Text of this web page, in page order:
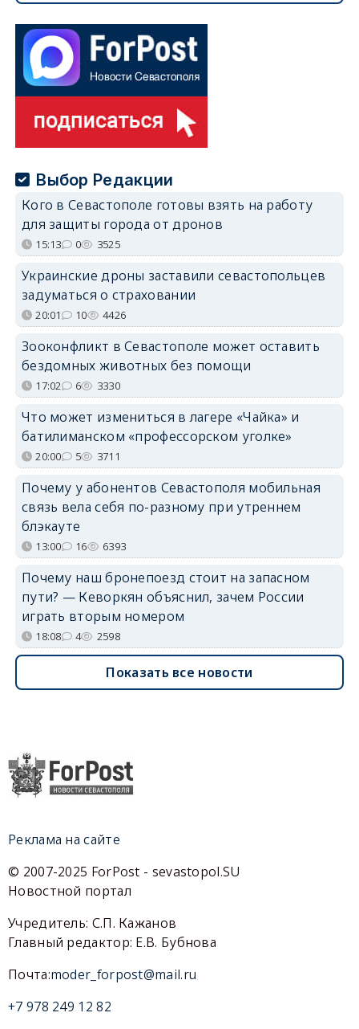
Выбор Редакции
Кого в Севастополе готовы взять на работу
для защиты города от дронов
15:13 0 3525
Украинские дроны заставили севастопольцев
задуматься о страховании
20:01 10 4426
Зооконфликт в Севастополе может оставить
бездомных животных без помощи
17:02 6 3330
Что может измениться в лагере «Чайка» и
батилиманском «профессорском уголке»
20:00 5 3711
Почему у абонентов Севастополя мобильная
связь вела себя по-разному при утреннем
блэкауте
13:00 16 6393
Почему наш бронепоезд стоит на запасном
пути? — Кеворкян объяснил, зачем России
играть вторым номером
18:08 4 2598
Показать все новости
Реклама на сайте
© 2007-2025 ForPost - sevastopol.SU
Новостной портал
Учредитель: С.П. Кажанов
Главный редактор: Е.В. Бубнова
Почта:moder_forpost@mail.ru
+7 978 249 12 82